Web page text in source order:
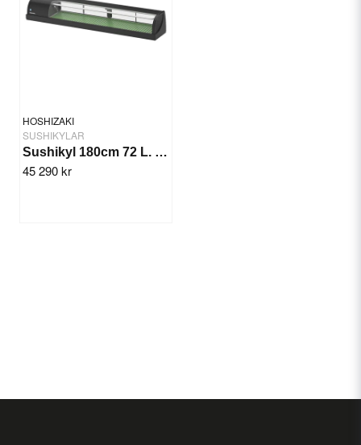
HOSHIZAKI
SUSHIKYLAR
Sushikyl 180cm 72 L. Vänster Kompr.
45 290 kr